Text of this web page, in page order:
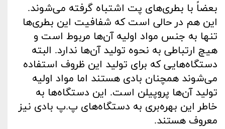
بعضاً با بطری‌های پت اشتباه گرفته می‌شوند.
این هم در حالی است که شفافیت این بطری‌ها
تنها به جنس مواد اولیه آن‌ها مربوط است و
هیچ ارتباطی به نحوه تولید آن‌ها ندارد. البته
دستگاه‌هایی که برای تولید این ظروف استفاده
می‌شوند همچنان بادی هستند اما مواد اولیه
تولید آن‌ها پروپیلن است. این دستگاه‌ها به
خاطر این بهره‌بری به دستگاه‌های پ.پ بادی نیز
معروف هستند.